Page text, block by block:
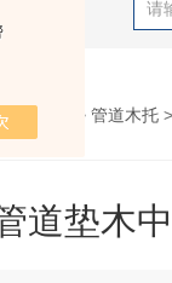
产品展示 > 管道木托 >
道垫木